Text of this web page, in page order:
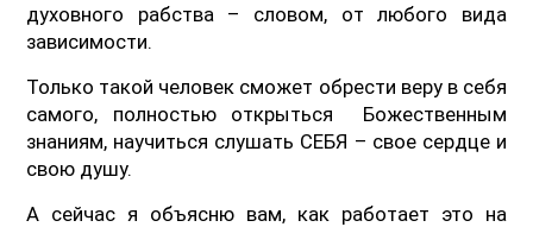
духовного рабства – словом, от любого вида
зависимости.
Только такой человек сможет обрести веру в себя
самого, полностью открыться Божественным
знаниям, научиться слушать СЕБЯ – свое сердце и
свою душу.
А сейчас я объясню вам, как работает это на